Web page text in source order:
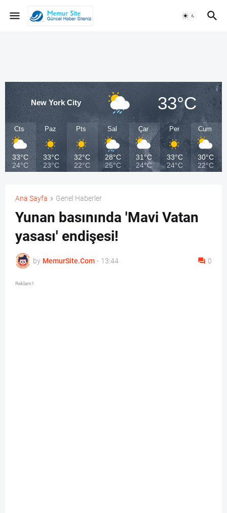
New York City 33°C
Cts
33°C
24°C
Paz
33°C
23°C
Pts
32°C
22°C
Sal
28°C
25°C
Çar
31°C
24°C
Per
33°C
24°C
Cum
30°C
22°C
Ana Sayfa Genel Haberler
Yunan basınında 'Mavi Vatan
yasası' endişesi!
by MemurSite.Com - 13:44 0
Reklam1